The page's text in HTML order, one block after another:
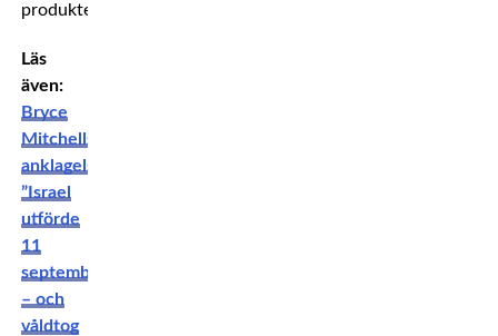
produkten.
Läs
även:
Bryce
Mitchells
anklagelser:
”Israel
utförde
11
september
– och
våldtog